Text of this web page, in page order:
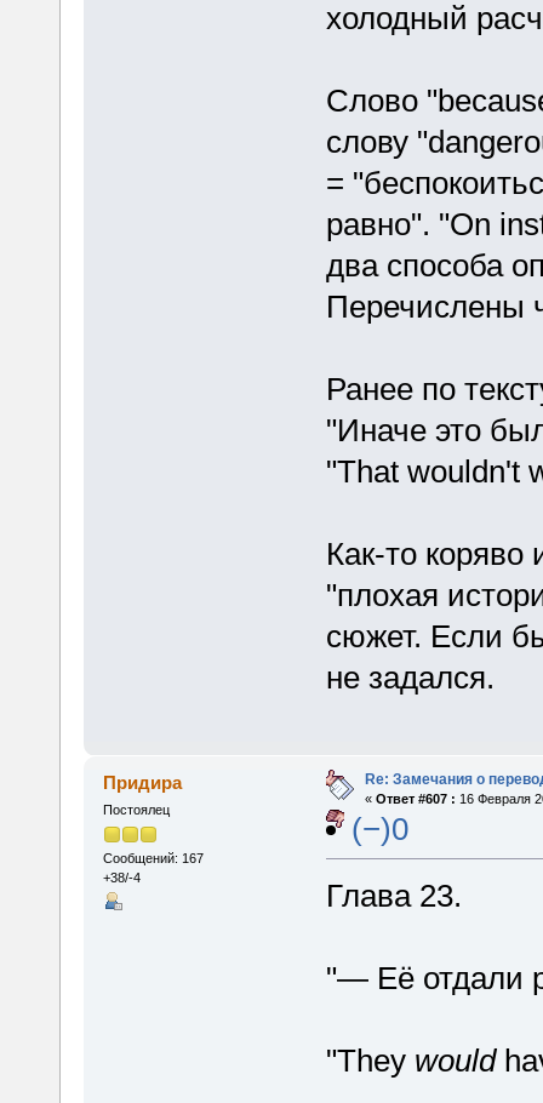
холодный
Слово
слову
=
равно". "On
два способа
Перечислены
Ранее по
"Иначе это
"That wouldn't
Как-то коряво
"плохая
сюжет. Если
не задался.
Придира
Постоялец
Сообщений: 167
+38/-4
Re: Замечания о
« Ответ #607 : 16 Февраля
(−)0
Глава 23.
"— Её отдали
"They would